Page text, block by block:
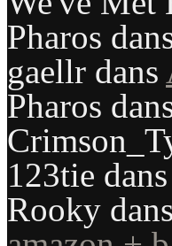
Pharos
gaellr dans
Pharos
123tie dans
Rooky dans